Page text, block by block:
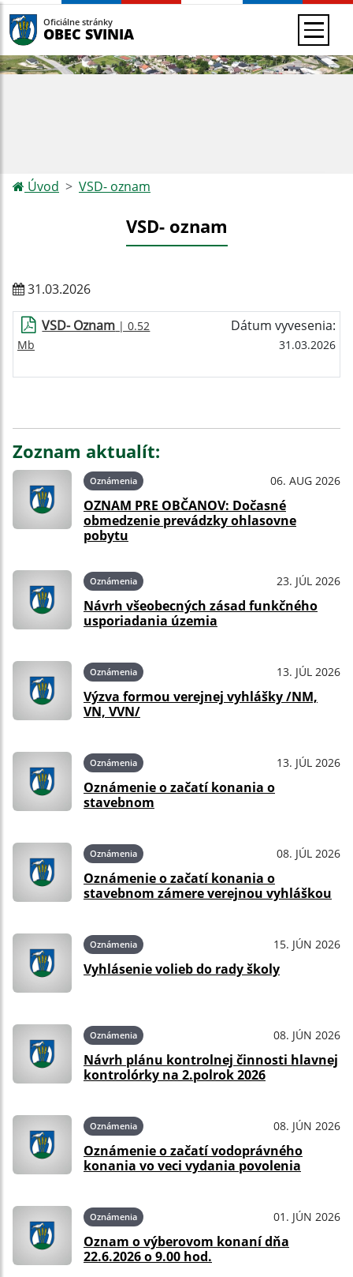
Oficiálne stránky
OBEC SVINIA
Úvod VSD- oznam
VSD- oznam
31.03.2026
VSD- Oznam | 0.52
Mb
Dátum vyvesenia:
31.03.2026
Zoznam aktualít:
Oznámenia 06. AUG 2026
OZNAM PRE OBČANOV: Dočasné
obmedzenie prevádzky ohlasovne
pobytu
Oznámenia 23. JÚL 2026
Návrh všeobecných zásad funkčného
usporiadania územia
Oznámenia 13. JÚL 2026
Výzva formou verejnej vyhlášky /NM,
VN, VVN/
Oznámenia 13. JÚL 2026
Oznámenie o začatí konania o
stavebnom
Oznámenia 08. JÚL 2026
Oznámenie o začatí konania o
stavebnom zámere verejnou vyhláškou
Oznámenia 15. JÚN 2026
Vyhlásenie volieb do rady školy
Oznámenia 08. JÚN 2026
Návrh plánu kontrolnej činnosti hlavnej
kontrolórky na 2.polrok 2026
Oznámenia 08. JÚN 2026
Oznámenie o začatí vodoprávného
konania vo veci vydania povolenia
Oznámenia 01. JÚN 2026
Oznam o výberovom konaní dňa
22.6.2026 o 9.00 hod.